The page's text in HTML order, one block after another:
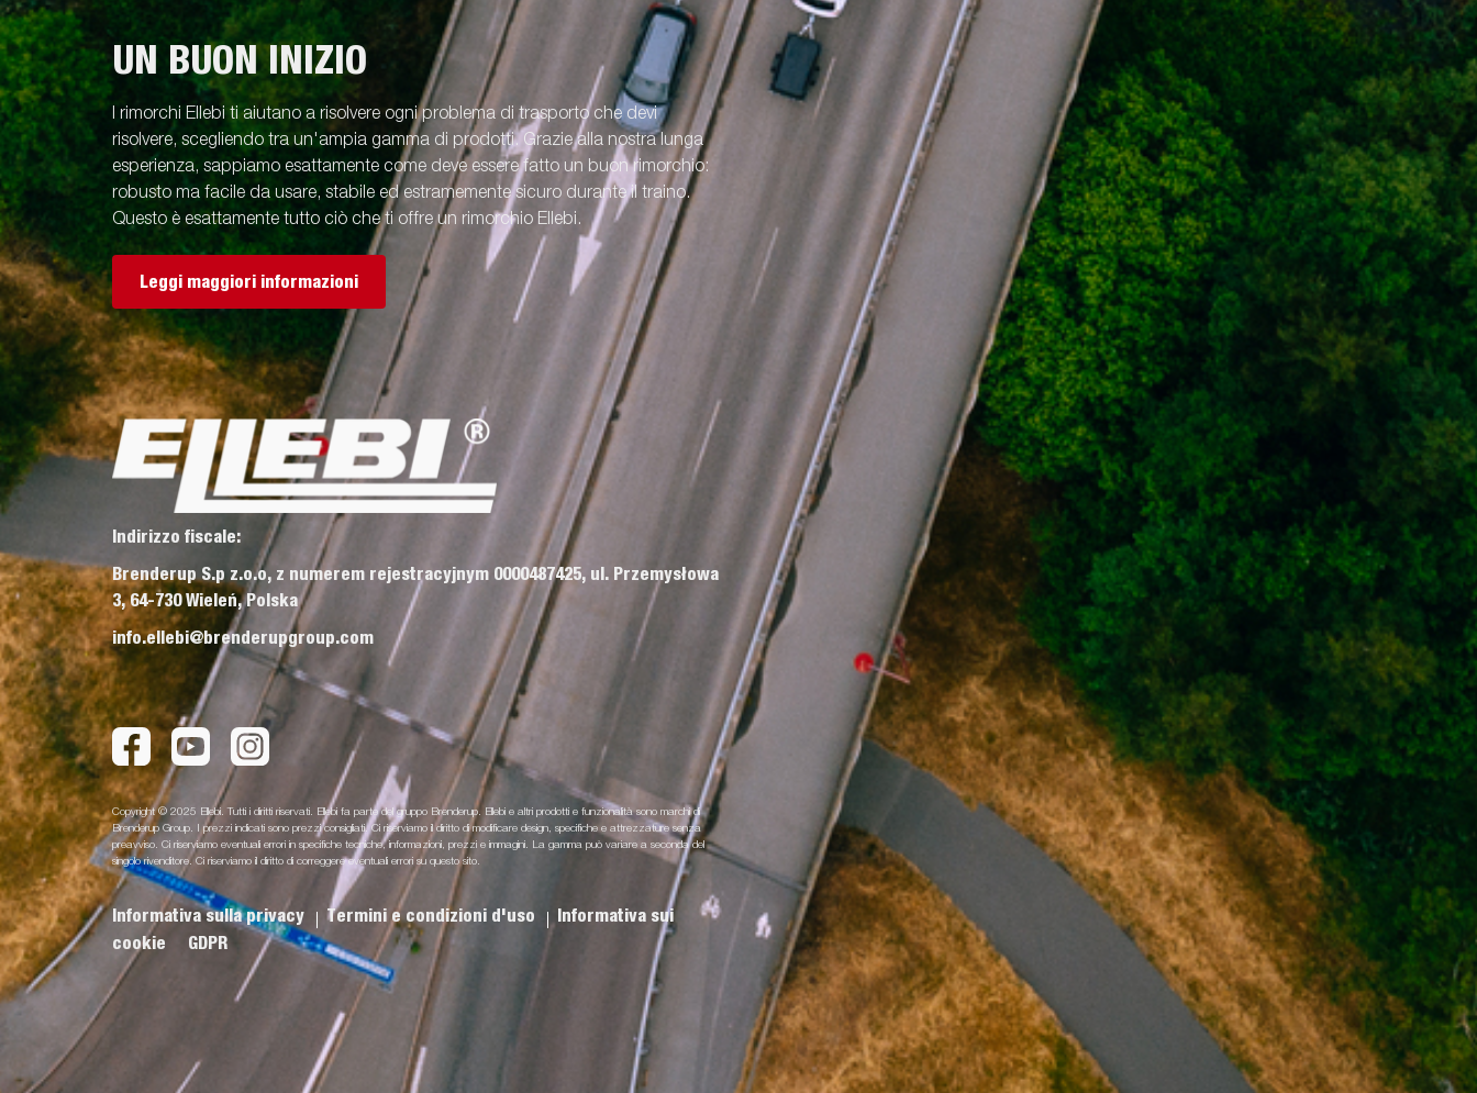
UN BUON INIZIO
I rimorchi Ellebi ti aiutano a risolvere ogni problema di trasporto che devi
risolvere, scegliendo tra un'ampia gamma di prodotti. Grazie alla nostra lunga
esperienza, sappiamo esattamente come deve essere fatto un buon rimorchio:
robusto ma facile da usare, stabile ed estramemente sicuro durante il traino.
Questo è esattamente tutto ciò che ti offre un rimorchio Ellebi.
Leggi maggiori informazioni
Indirizzo fiscale:
Brenderup S.p z.o.o, z numerem rejestracyjnym 0000487425, ul. Przemysłowa
3, 64-730 Wieleń, Polska
info.ellebi@brenderupgroup.com
Copyright © 2025 Ellebi. Tutti i diritti riservati. Ellebi fa parte del gruppo Brenderup. Ellebi e altri prodotti e funzionalità sono marchi di
Brenderup Group. I prezzi indicati sono prezzi consigliati. Ci riserviamo il diritto di modificare design, specifiche e attrezzature senza
preavviso. Ci riserviamo eventuali errori in specifiche tecniche, informazioni, prezzi e immagini. La gamma può variare a seconda del
singolo rivenditore. Ci riserviamo il diritto di correggere eventuali errori su questo sito.
Informativa sulla privacy Termini e condizioni d'uso
Informativa sui
cookie
GDPR